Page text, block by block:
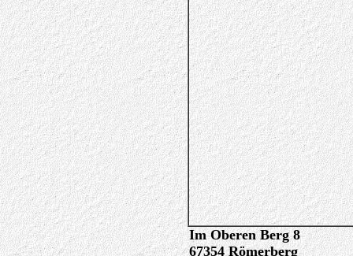
Im Oberen Berg 8
67354 Römerberg